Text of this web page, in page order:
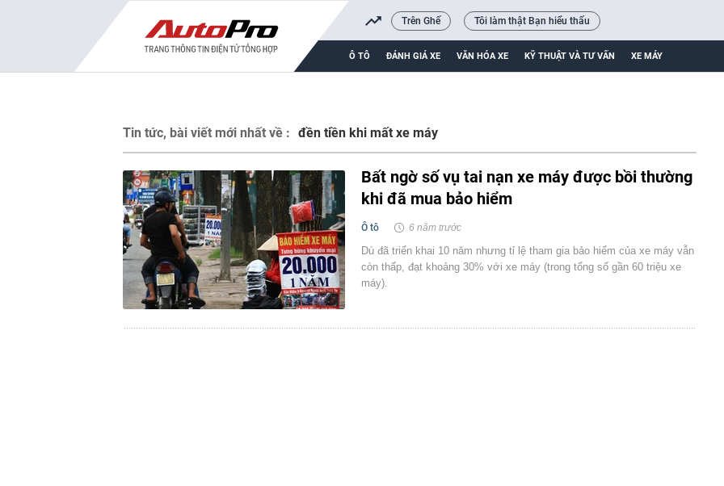
Trên Ghế Tôi làm thật Bạn hiểu thấu
Ô TÔ ĐÁNH GIÁ XE VĂN HÓA XE KỸ THUẬT VÀ TƯ VẤN XE MÁY
Tin tức, bài viết mới nhất về : đền tiền khi mất xe máy
Bất ngờ số vụ tai nạn xe máy được bồi thường
khi đã mua bảo hiểm
Ô tô 6 năm trước
Dù đã triển khai 10 năm nhưng tỉ lệ tham gia bảo hiểm của xe máy vẫn
còn thấp, đạt khoảng 30% với xe máy (trong tổng số gần 60 triệu xe
máy).